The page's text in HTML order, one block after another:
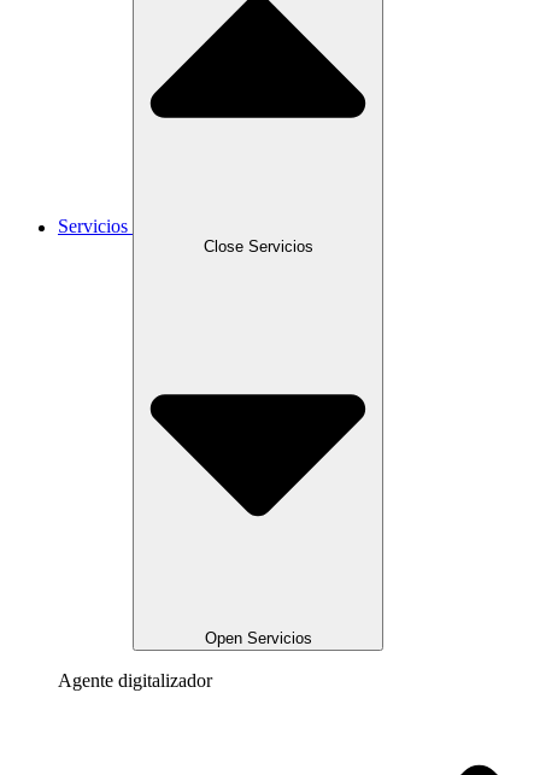
Servicios
Close Servicios
Open Servicios
Agente digitalizador